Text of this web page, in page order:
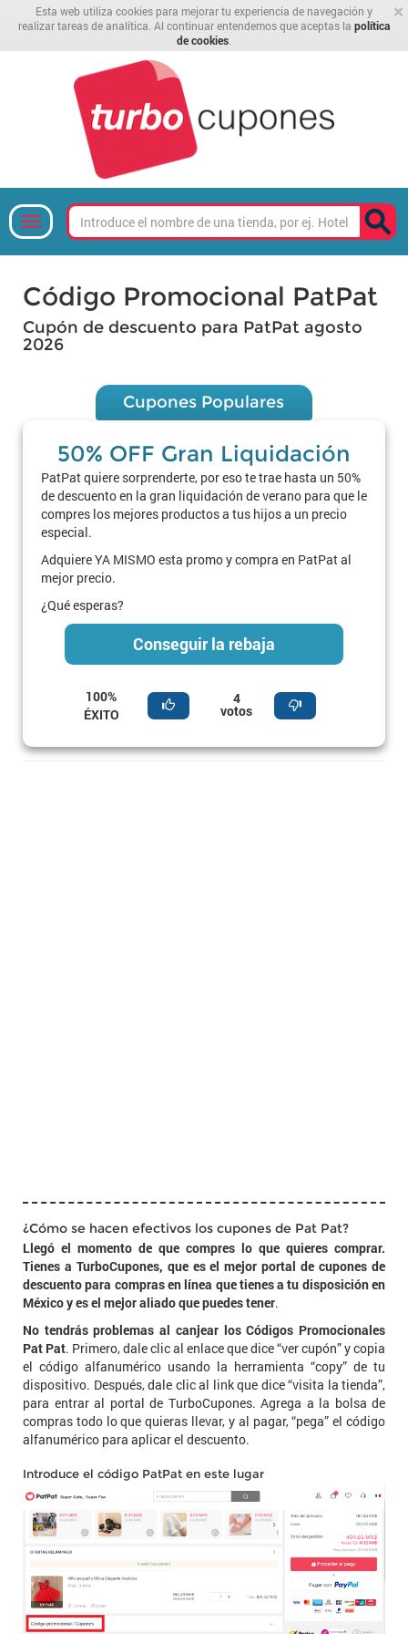
×
Esta web utiliza cookies para mejorar tu experiencia de navegación y
realizar tareas de analítica. Al continuar entendemos que aceptas la política
de cookies
Código Promocional PatPat
Cupón de descuento para PatPat agosto
2026
Cupones Populares
50% OFF Gran Liquidación
PatPat quiere sorprenderte, por eso te trae hasta un 50%
de descuento en la gran liquidación de verano para que le
compres los mejores productos a tus hijos a un precio
especial.
Adquiere YA MISMO esta promo y compra en PatPat al
mejor precio.
¿Qué esperas?
Conseguir la rebaja
100%
ÉXITO
4
votos
¿Cómo se hacen efectivos los cupones de Pat Pat?
Llegó el momento de que compres lo que quieres comprar.
Tienes a TurboCupones, que es el mejor portal de cupones de
descuento para compras en línea que tienes a tu disposición en
México y es el mejor aliado que puedes tener.
No tendrás problemas al canjear los Códigos Promocionales
Pat Pat. Primero, dale clic al enlace que dice “ver cupón” y copia
el código alfanumérico usando la herramienta “copy” de tu
dispositivo. Después, dale clic al link que dice “visita la tienda”,
para entrar al portal de TurboCupones. Agrega a la bolsa de
compras todo lo que quieras llevar, y al pagar, “pega” el código
alfanumérico para aplicar el descuento.
Introduce el código PatPat en este lugar